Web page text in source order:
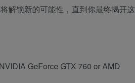
解锁新的可能性，直到你最终揭开这
GeForce GTX 760 or AMD